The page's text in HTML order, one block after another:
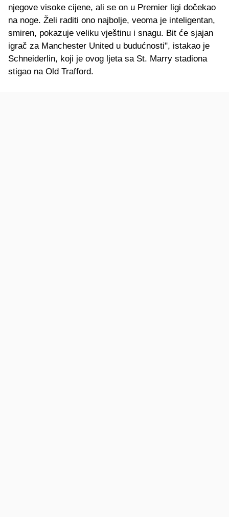
njegove visoke cijene, ali se on u Premier ligi dočekao
na noge. Želi raditi ono najbolje, veoma je inteligentan,
smiren, pokazuje veliku vještinu i snagu. Bit će sjajan
igrač za Manchester United u budućnosti", istakao je
Schneiderlin, koji je ovog ljeta sa St. Marry stadiona
stigao na Old Trafford.